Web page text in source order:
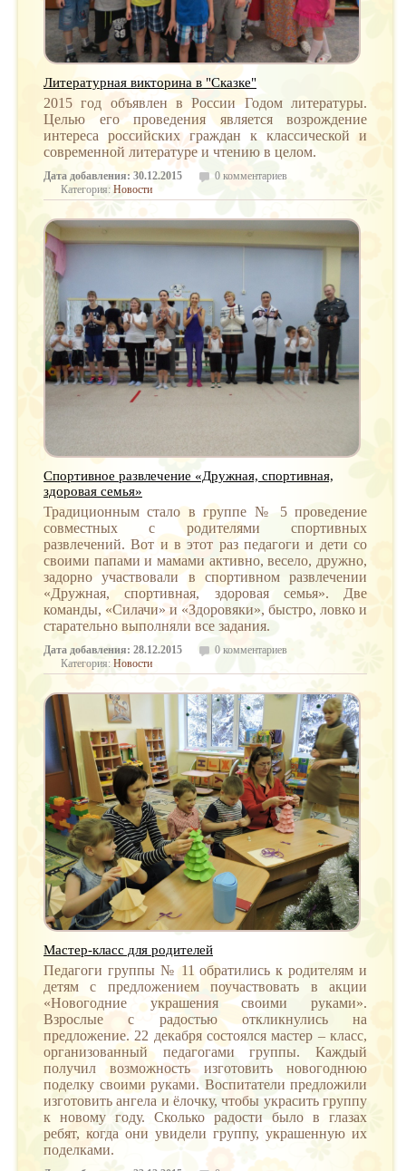
Литературная викторина в "Сказке"
2015 год объявлен в России Годом литературы.
Целью его проведения является возрождение
интереса российских граждан к классической и
современной литературе и чтению в целом.
Дата добавления: 30.12.2015
0 комментариев
Категория: Новости
Спортивное развлечение «Дружная, спортивная,
здоровая семья»
Традиционным стало в группе № 5 проведение
совместных с родителями спортивных
развлечений. Вот и в этот раз педагоги и дети со
своими папами и мамами активно, весело, дружно,
задорно участвовали в спортивном развлечении
«Дружная, спортивная, здоровая семья». Две
команды, «Силачи» и «Здоровяки», быстро, ловко и
старательно выполняли все задания.
Дата добавления: 28.12.2015
0 комментариев
Категория: Новости
Мастер-класс для родителей
Педагоги группы № 11 обратились к родителям и
детям с предложением поучаствовать в акции
«Новогодние украшения своими руками».
Взрослые с радостью откликнулись на
предложение. 22 декабря состоялся мастер – класс,
организованный педагогами группы. Каждый
получил возможность изготовить новогоднюю
поделку своими руками. Воспитатели предложили
изготовить ангела и ёлочку, чтобы украсить группу
к новому году. Сколько радости было в глазах
ребят, когда они увидели группу, украшенную их
поделками.